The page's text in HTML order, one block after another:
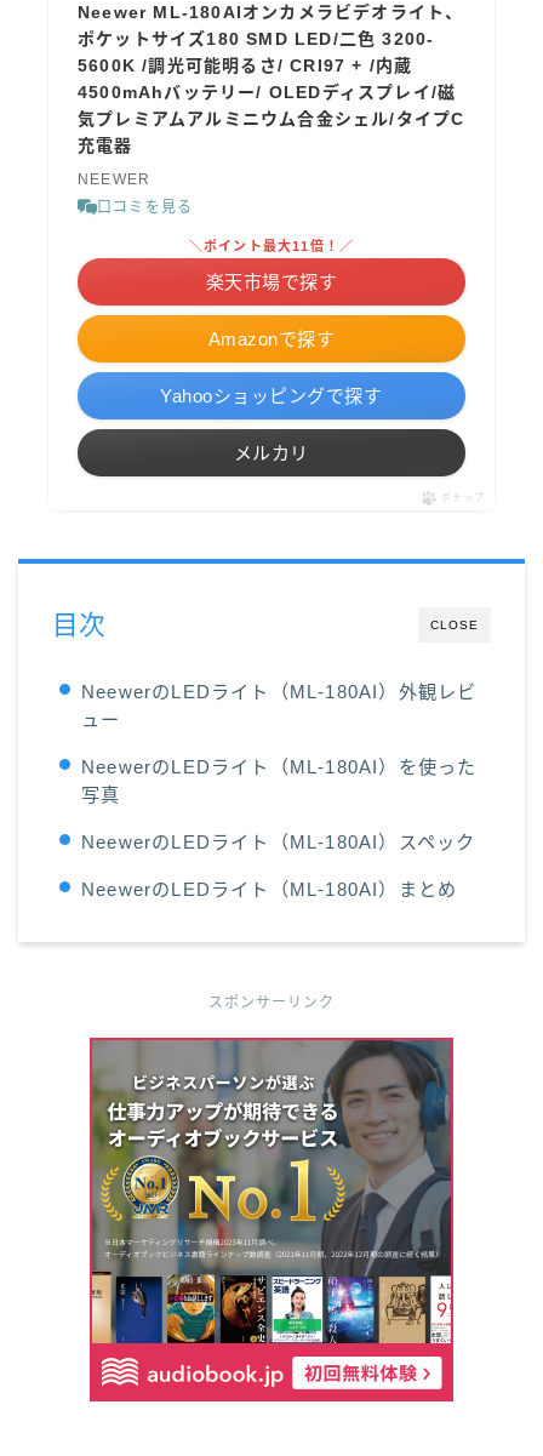
Neewer ML-180AIオンカメラビデオライト、
ポケットサイズ180 SMD LED/二色 3200-
5600K /調光可能明るさ/ CRI97 + /内蔵
4500mAhバッテリー/ OLEDディスプレイ/磁
気プレミアムアルミニウム合金シェル/タイプC
充電器
NEEWER
口コミを見る
Amazonで探す
＼ポイント最大11倍！／
楽天市場で探す
Yahooショッピングで探す
メルカリ
ポチップ
CLOSE
目次
NeewerのLEDライト（ML-180AI）外観レビ
ュー
NeewerのLEDライト（ML-180AI）を使った
写真
NeewerのLEDライト（ML-180AI）スペック
NeewerのLEDライト（ML-180AI）まとめ
スポンサーリンク